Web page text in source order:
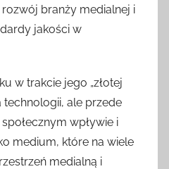
branży medialnej i
jakości w
w trakcie jego „złotej
technologii, ale przede
wpływie i
medium, które na wiele
medialną i